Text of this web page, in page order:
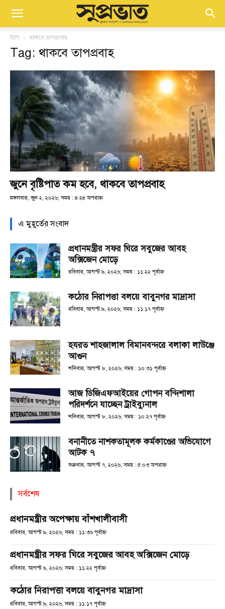
ট্যাগ থাকবে তাপপ্রবাহ
Tag: থাকবে তাপপ্রবাহ
জুনে বৃষ্টিপাত কম হবে, থাকবে তাপপ্রবাহ
মঙ্গলবার, জুন ২, ২০২৬; সময় : ৪:২৪ অপরাহ্ণ
এ মুহূর্তের সংবাদ
প্রধানমন্ত্রীর সফর ঘিরে সবুজের আবহ
অক্সিজেন মোড়ে
রবিবার, আগস্ট ৯, ২০২৬; সময় : ১১:২২ পূর্বাহ্ণ
কঠোর নিরাপত্তা বলয়ে বাবুনগর মাদ্রাসা
রবিবার, আগস্ট ৯, ২০২৬; সময় : ১১:১৭ পূর্বাহ্ণ
হযরত শাহজালাল বিমানবন্দরে বলাকা লাউঞ্জে
আগুন
শনিবার, আগস্ট ৮, ২০২৬; সময় : ১০:৩১ পূর্বাহ্ণ
আজ ডিজিএফআইয়ের গোপন বন্দিশালা
পরিদর্শনে যাচ্ছেন ট্রাইব্যুনাল
শনিবার, আগস্ট ৮, ২০২৬; সময় : ১০:২৭ পূর্বাহ্ণ
বনানীতে নাশকতামূলক কর্মকাণ্ডের অভিযোগে
আটক ৭
শুক্রবার, আগস্ট ৭, ২০২৬; সময় : ৫:০৩ অপরাহ্ণ
সর্বশেষ
প্রধানমন্ত্রীর অপেক্ষায় বাঁশখালীবাসী
রবিবার, আগস্ট ৯, ২০২৬; সময় : ১১:৩৬ পূর্বাহ্ণ
প্রধানমন্ত্রীর সফর ঘিরে সবুজের আবহ অক্সিজেন মোড়ে
রবিবার, আগস্ট ৯, ২০২৬; সময় : ১১:২২ পূর্বাহ্ণ
কঠোর নিরাপত্তা বলয়ে বাবুনগর মাদ্রাসা
রবিবার, আগস্ট ৯, ২০২৬; সময় : ১১:১৭ পূর্বাহ্ণ